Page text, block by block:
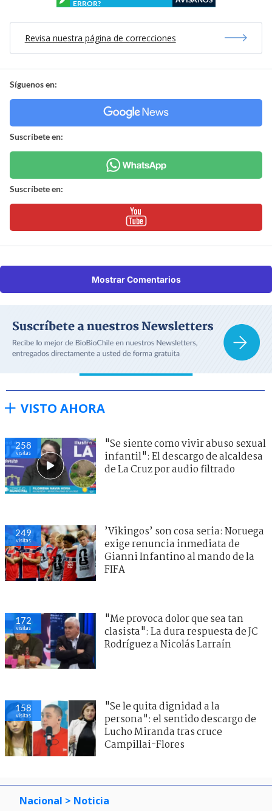
ERROR?
Revisa nuestra página de correcciones
Síguenos en:
Suscríbete en:
Suscríbete en:
Mostrar Comentarios
VISTO AHORA
258
visitas
"Se siente como vivir abuso sexual
infantil": El descargo de alcaldesa
de La Cruz por audio filtrado
249
visitas
’Vikingos’ son cosa seria: Noruega
exige renuncia inmediata de
Gianni Infantino al mando de la
FIFA
172
visitas
"Me provoca dolor que sea tan
clasista": La dura respuesta de JC
Rodríguez a Nicolás Larraín
158
visitas
"Se le quita dignidad a la
persona": el sentido descargo de
Lucho Miranda tras cruce
Campillai-Flores
Nacional > Noticia